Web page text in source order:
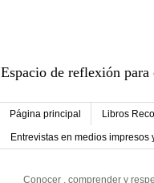
Espacio de reflexión
Página principal Libros
Entrevistas en medios impresos
Conocer , comprender y